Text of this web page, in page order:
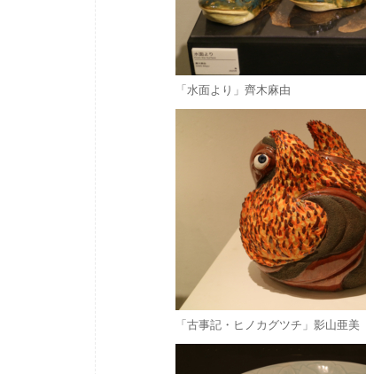
「水面より」齊木麻由
「古事記・ヒノカグツチ」影山亜美